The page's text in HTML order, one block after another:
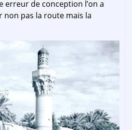
erreur de conception l’on a
non pas la route mais la